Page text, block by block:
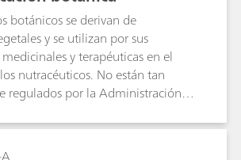
alimentaria en los mercados
En este ejemplo, el modo A se
una librería SERS de melamina
fácilmente la presencia de
los preparados infantiles
único pico indicador.
botánicos se derivan de
y se utilizan por sus
y terapéuticas en el
nutracéuticos. No están tan
regulados por la Administración
como el mercado de los fármacos,
que se elaboren siguiendo las